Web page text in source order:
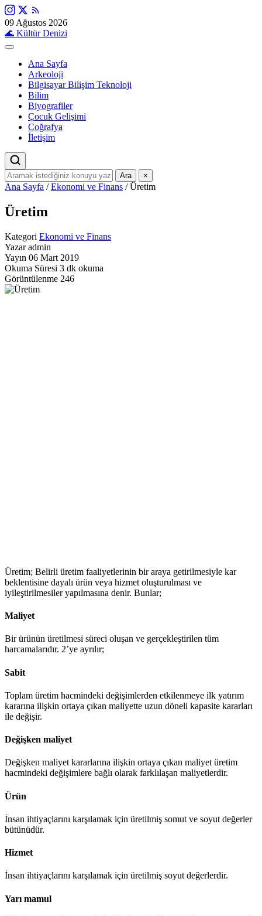
09 Ağustos 2026
🌊 Kültür Denizi
Ana Sayfa
Arkeoloji
Bilgisayar Bilişim Teknoloji
Bilim
Biyografiler
Çocuk Gelişimi
Coğrafya
İletişim
Ara ×
Ana Sayfa / Ekonomi ve Finans / Üretim
Üretim
Kategori Ekonomi ve Finans
Yazar admin
Yayın 06 Mart 2019
Okuma Süresi 3 dk okuma
Görüntülenme 246
Üretim; Belirli üretim faaliyetlerinin bir araya getirilmesiyle kar
beklentisine dayalı ürün veya hizmet oluşturulması ve
iyileştirilmesiler yapılmasına denir. Bunlar;
Maliyet
Bir ürünün üretilmesi süreci oluşan ve gerçekleştirilen tüm
harcamalarıdır. 2’ye ayrılır;
Sabit
Toplam üretim hacmindeki değişimlerden etkilenmeye ilk yatırım
kararına ilişkin ortaya çıkan maliyette uzun döneli kapasite kararları
ile değişir.
Değişken maliyet
Değişken maliyet kararlarına ilişkin ortaya çıkan maliyet üretim
hacmindeki değişimlere bağlı olarak farklılaşan maliyetlerdir.
Ürün
İnsan ihtiyaçlarını karşılamak için üretilmiş somut ve soyut değerler
bütünüdür.
Hizmet
İnsan ihtiyaçlarını karşılamak için üretilmiş soyut değerlerdir.
Yarı mamul